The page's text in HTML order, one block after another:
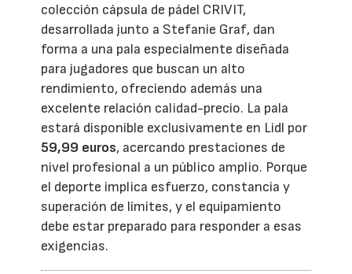
colección cápsula de pádel CRIVIT,
desarrollada junto a Stefanie Graf, dan
forma a una pala especialmente diseñada
para jugadores que buscan un alto
rendimiento, ofreciendo además una
excelente relación calidad-precio. La pala
estará disponible exclusivamente en Lidl por
59,99 euros, acercando prestaciones de
nivel profesional a un público amplio. Porque
el deporte implica esfuerzo, constancia y
superación de límites, y el equipamiento
debe estar preparado para responder a esas
exigencias.